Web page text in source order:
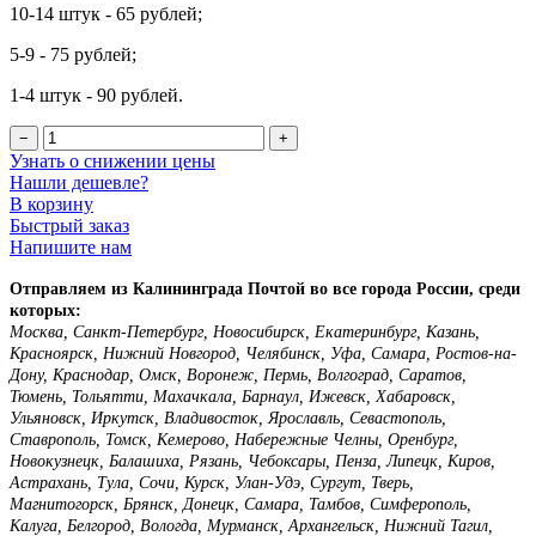
10-14 штук - 65 рублей;
5-9 - 75 рублей;
1-4 штук - 90 рублей.
− +
Узнать о снижении цены
Нашли дешевле?
В корзину
Быстрый заказ
Напишите нам
Отправляем из Калининграда Почтой во все города России, среди
которых:
Москва, Санкт-Петербург, Новосибирск, Екатеринбург, Казань,
Красноярск, Нижний Новгород, Челябинск, Уфа, Самара, Ростов-на-
Дону, Краснодар, Омск, Воронеж, Пермь, Волгоград, Саратов,
Тюмень, Тольятти, Махачкала, Барнаул, Ижевск, Хабаровск,
Ульяновск, Иркутск, Владивосток, Ярославль, Севастополь,
Ставрополь, Томск, Кемерово, Набережные Челны, Оренбург,
Новокузнецк, Балашиха, Рязань, Чебоксары, Пенза, Липецк, Киров,
Астрахань, Тула, Сочи, Курск, Улан-Удэ, Сургут, Тверь,
Магнитогорск, Брянск, Донецк, Самара, Тамбов, Симферополь,
Калуга, Белгород, Вологда, Мурманск, Архангельск, Нижний Тагил,